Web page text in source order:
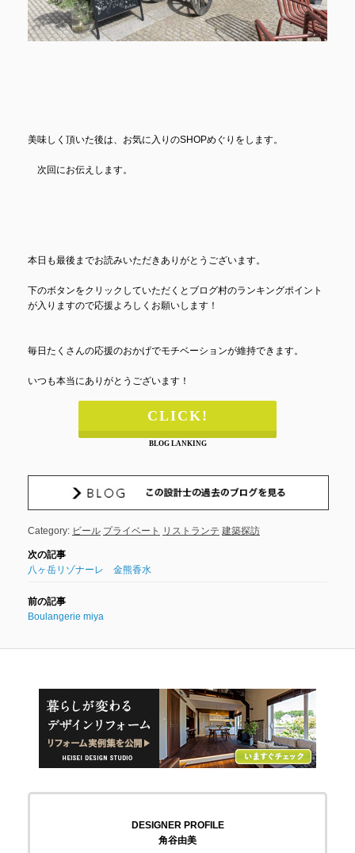
美味しく頂いた後は、お気に入りのSHOPめぐりをします。
次回にお伝えします。
本日も最後までお読みいただきありがとうございます。
下のボタンをクリックしていただくとブログ村のランキングポイント
が入りますので応援よろしくお願いします！
毎日たくさんの応援のおかげでモチベーションが維持できます。
いつも本当にありがとうございます！
CLICK!
BLOG LANKING
Category: ビール プライベート リストランテ 建築探訪
八ヶ岳リゾナーレ 金熊香水
Boulangerie miya
DESIGNER PROFILE
角谷由美